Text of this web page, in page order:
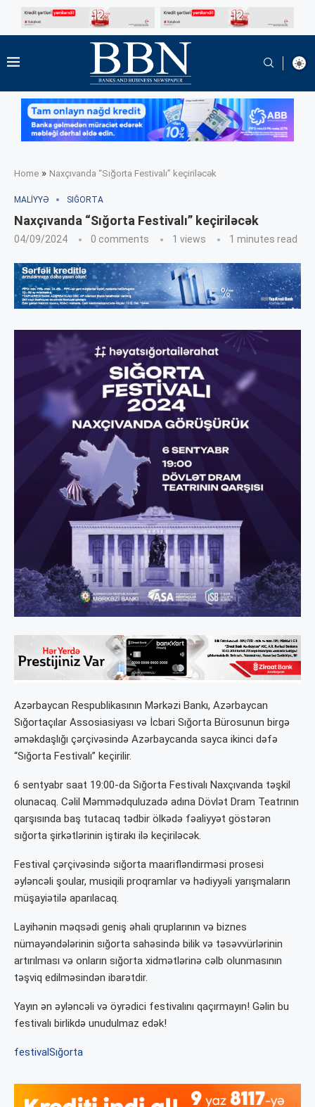
Home » Naxçıvanda “Sığorta Festivalı” keçiriləcək
MALIYYƏ SIĞORTA
Naxçıvanda “Sığorta Festivalı” keçiriləcək
04/09/2024 0 comments 1 views 1 minutes read
Azərbaycan Respublikasının Mərkəzi Bankı, Azərbaycan
Sığortaçılar Assosiasiyası və İcbari Sığorta Bürosunun birgə
əməkdaşlığı çərçivəsində Azərbaycanda sayca ikinci dəfə
“Sığorta Festivalı” keçirilir.
6 sentyabr saat 19:00-da Sığorta Festivalı Naxçıvanda təşkil
olunacaq. Cəlil Məmmədquluzadə adına Dövlət Dram Teatrının
qarşısında baş tutacaq tədbir ölkədə fəaliyyət göstərən
sığorta şirkətlərinin iştirakı ilə keçiriləcək.
Festival çərçivəsində sığorta maarifləndirməsi prosesi
əyləncəli şoular, musiqili proqramlar və hədiyyəli yarışmaların
müşayiətilə aparılacaq.
Layihənin məqsədi geniş əhali qruplarının və biznes
nümayəndələrinin sığorta sahəsində bilik və təsəvvürlərinin
artırılması və onların sığorta xidmətlərinə cəlb olunmasının
təşviq edilməsindən ibarətdir.
Yayın ən əyləncəli və öyrədici festivalını qaçırmayın! Gəlin bu
festivalı birlikdə unudulmaz edək!
festivalSığorta